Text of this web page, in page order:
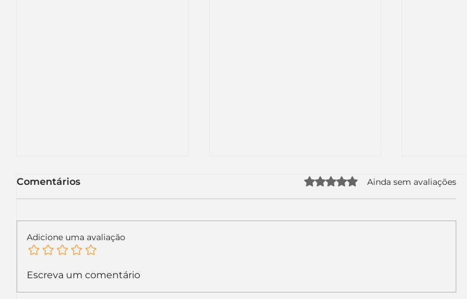
KFC renova sua
Comentários Avaliado com 0 de 5 estrelas.
Ainda sem avaliações
Adicione uma avaliação
Escreva um comentário